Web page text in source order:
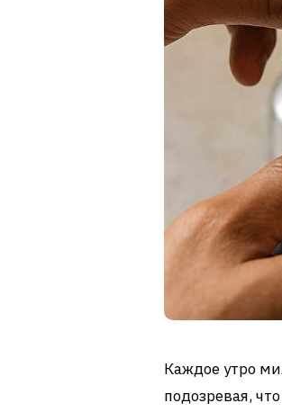
Каждое утро
подозревая,